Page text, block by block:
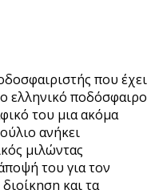
που έχει
ελληνικό ποδόσφαιρο
του μια ακόμα
ανήκει
μιλώντας
του για τον
και τα